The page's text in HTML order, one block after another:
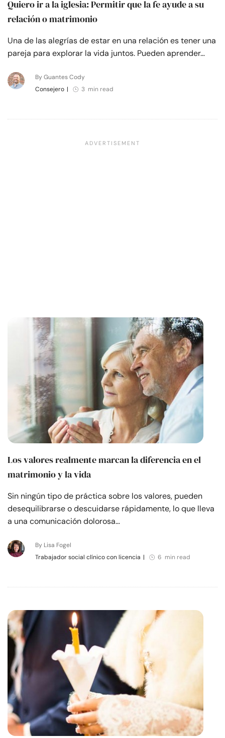
Quiero ir a la iglesia: Permitir que la fe ayude a su
relación o matrimonio
Una de las alegrías de estar en una relación es tener una
pareja para explorar la vida juntos. Pueden aprender…
By Guantes Cody
Consejero | 3 min read
Los valores realmente marcan la diferencia en el
matrimonio y la vida
Sin ningún tipo de práctica sobre los valores, pueden
desequilibrarse o descuidarse rápidamente, lo que lleva
a una comunicación dolorosa…
By Lisa Fogel
Trabajador social clínico con licencia | 6 min read